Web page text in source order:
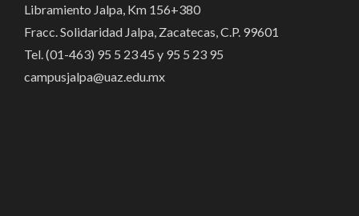
Libramiento Jalpa, Km 156+380
Fracc. Solidaridad Jalpa, Zacatecas, C.P. 99601
Tel. (01-463) 95 5 23 45 y 95 5 23 95
campusjalpa@uaz.edu.mx